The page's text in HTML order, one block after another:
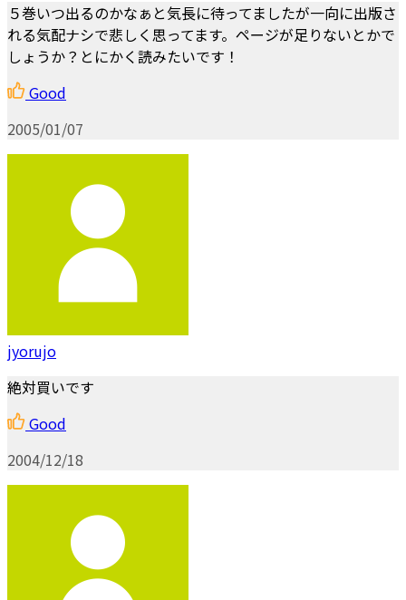
５巻いつ出るのかなぁと気長に待ってましたが一向に出版さ
れる気配ナシで悲しく思ってます。ページが足りないとかで
しょうか？とにかく読みたいです！
Good
2005/01/07
jyorujo
絶対買いです
Good
2004/12/18